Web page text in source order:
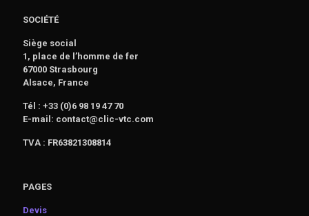
SOCIÉTÉ
Siège social
1, place de l’homme de fer
67000 Strasbourg
Alsace, France
Tél : +33 (0)6 98 19 47 70
E-mail: contact@clic-vtc.com
TVA : FR63821308814
PAGES
Devis